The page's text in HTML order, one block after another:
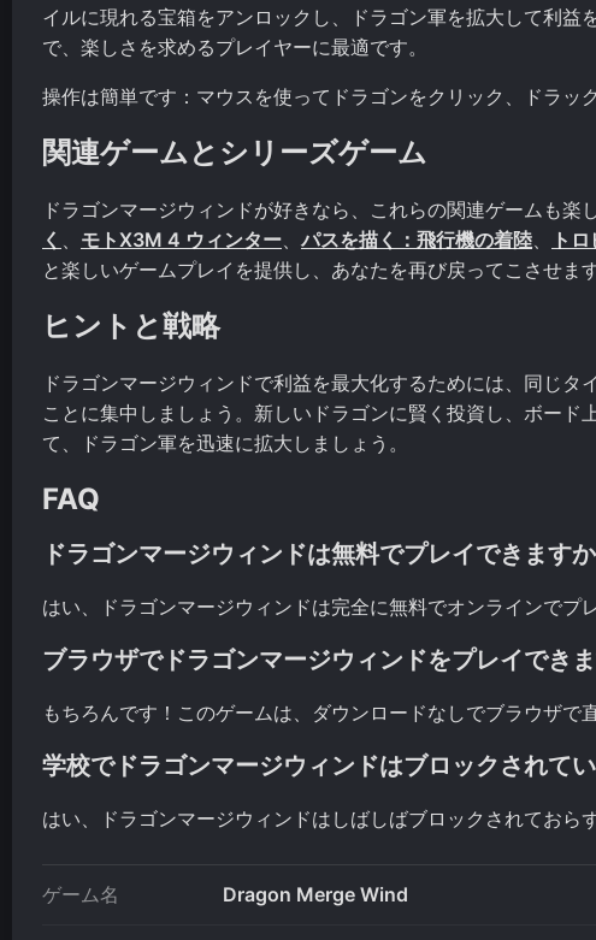
イルに現れる宝箱をアンロックし、ドラゴン軍を拡大して利
で、楽しさを求めるプレイヤーに最適です。
操作は簡単です：マウスを使ってドラゴンをクリック、ドラッ
関連ゲームとシリーズゲーム
ドラゴンマージウィンドが好きなら、これらの関連ゲームも楽
く
モトX3M 4 ウィンター パスを描く：飛行機の着陸 ト
と楽しいゲームプレイを提供し、あなたを再び戻ってこさせます
ヒントと戦略
ドラゴンマージウィンドで利益を最大化するためには、同じ
ことに集中しましょう。新しいドラゴンに賢く投資し、ボー
て、ドラゴン軍を迅速に拡大しましょう。
FAQ
ドラゴンマージウィンドは無料でプレイできます
はい、ドラゴンマージウィンドは完全に無料でオンラインでプ
ブラウザでドラゴンマージウィンドをプレイでき
もちろんです！このゲームは、ダウンロードなしでブラウザで
学校でドラゴンマージウィンドはブロックされて
はい、ドラゴンマージウィンドはしばしばブロックされておら
ゲーム名 Dragon Merge Wind